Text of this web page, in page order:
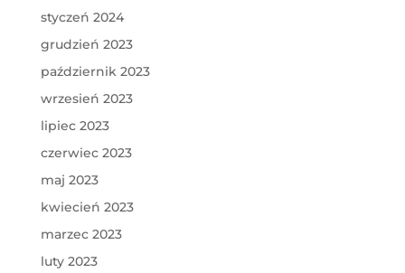
styczeń 2024
grudzień 2023
październik 2023
wrzesień 2023
lipiec 2023
czerwiec 2023
maj 2023
kwiecień 2023
marzec 2023
luty 2023